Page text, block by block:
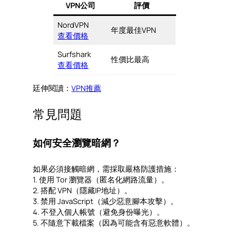
VPN公司
評價
NordVPN
查看價格
年度最佳VPN
Surfshark
查看價格
性價比最高
廷伸閱讀：VPN推薦
常見問題
如何安全瀏覽暗網？
如果必須接觸暗網，需採取嚴格防護措施：
1. 使用 Tor 瀏覽器（匿名化網路流量）。
2. 搭配 VPN（隱藏IP地址）。
3. 禁用 JavaScript（減少惡意腳本攻擊）。
4. 不登入個人帳號（避免身份曝光）。
5. 不隨意下載檔案（因為可能含有惡意軟體）。